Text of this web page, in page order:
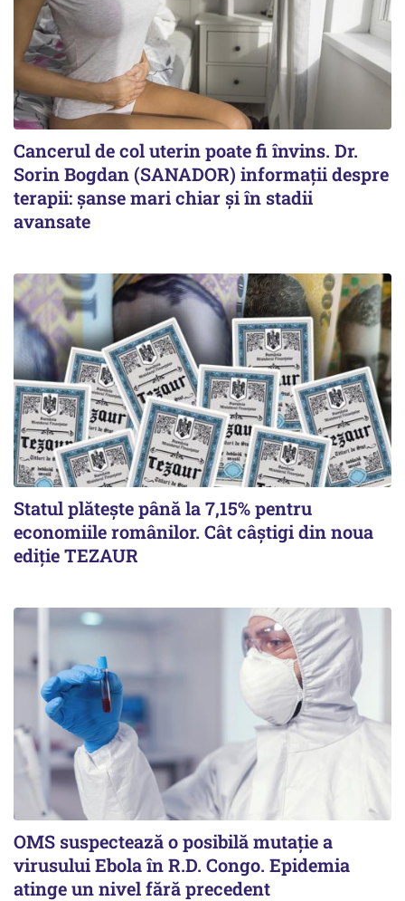
Cancerul de col uterin poate fi învins. Dr.
Sorin Bogdan (SANADOR) informații despre
terapii: șanse mari chiar și în stadii
avansate
Statul plătește până la 7,15% pentru
economiile românilor. Cât câștigi din noua
ediție TEZAUR
OMS suspectează o posibilă mutație a
virusului Ebola în R.D. Congo. Epidemia
atinge un nivel fără precedent